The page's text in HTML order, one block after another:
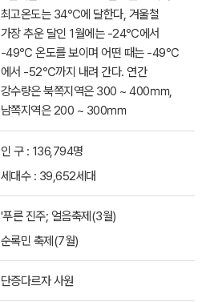
최고온도는 34℃에 달한다, 겨울철
가장 추운 달인 1월에는 -24℃에서
-49℃ 온도를 보이며 어떤 때는 -49℃
에서 -52℃까지 내려 간다. 연간
강수량은 북쪽지역은 300 ~ 400㎜,
남쪽지역은 200 ~ 300㎜
인 구 : 136,794명
세대수 : 39,652세대
'푸른 진주; 얼음축제(3월)
순록민 축제(7월)
단증다르자 사원